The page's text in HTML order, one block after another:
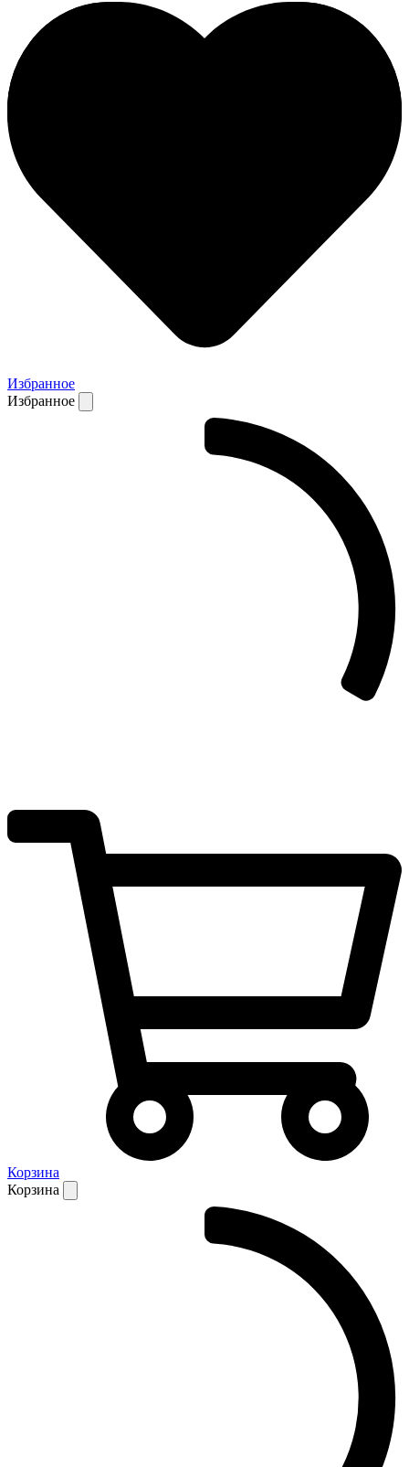
Избранное
Избранное
Корзина
Корзина